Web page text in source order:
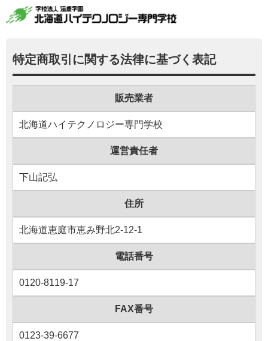
特定商取引 に関する法律に基づく 表記
販売業者
北海道ハイテクノロジー専門学校
運営責任者
下山記弘
住所
北海道恵庭市恵み野北2-12-1
電話番号
0120-8119-17
FAX番号
0123-39-6677